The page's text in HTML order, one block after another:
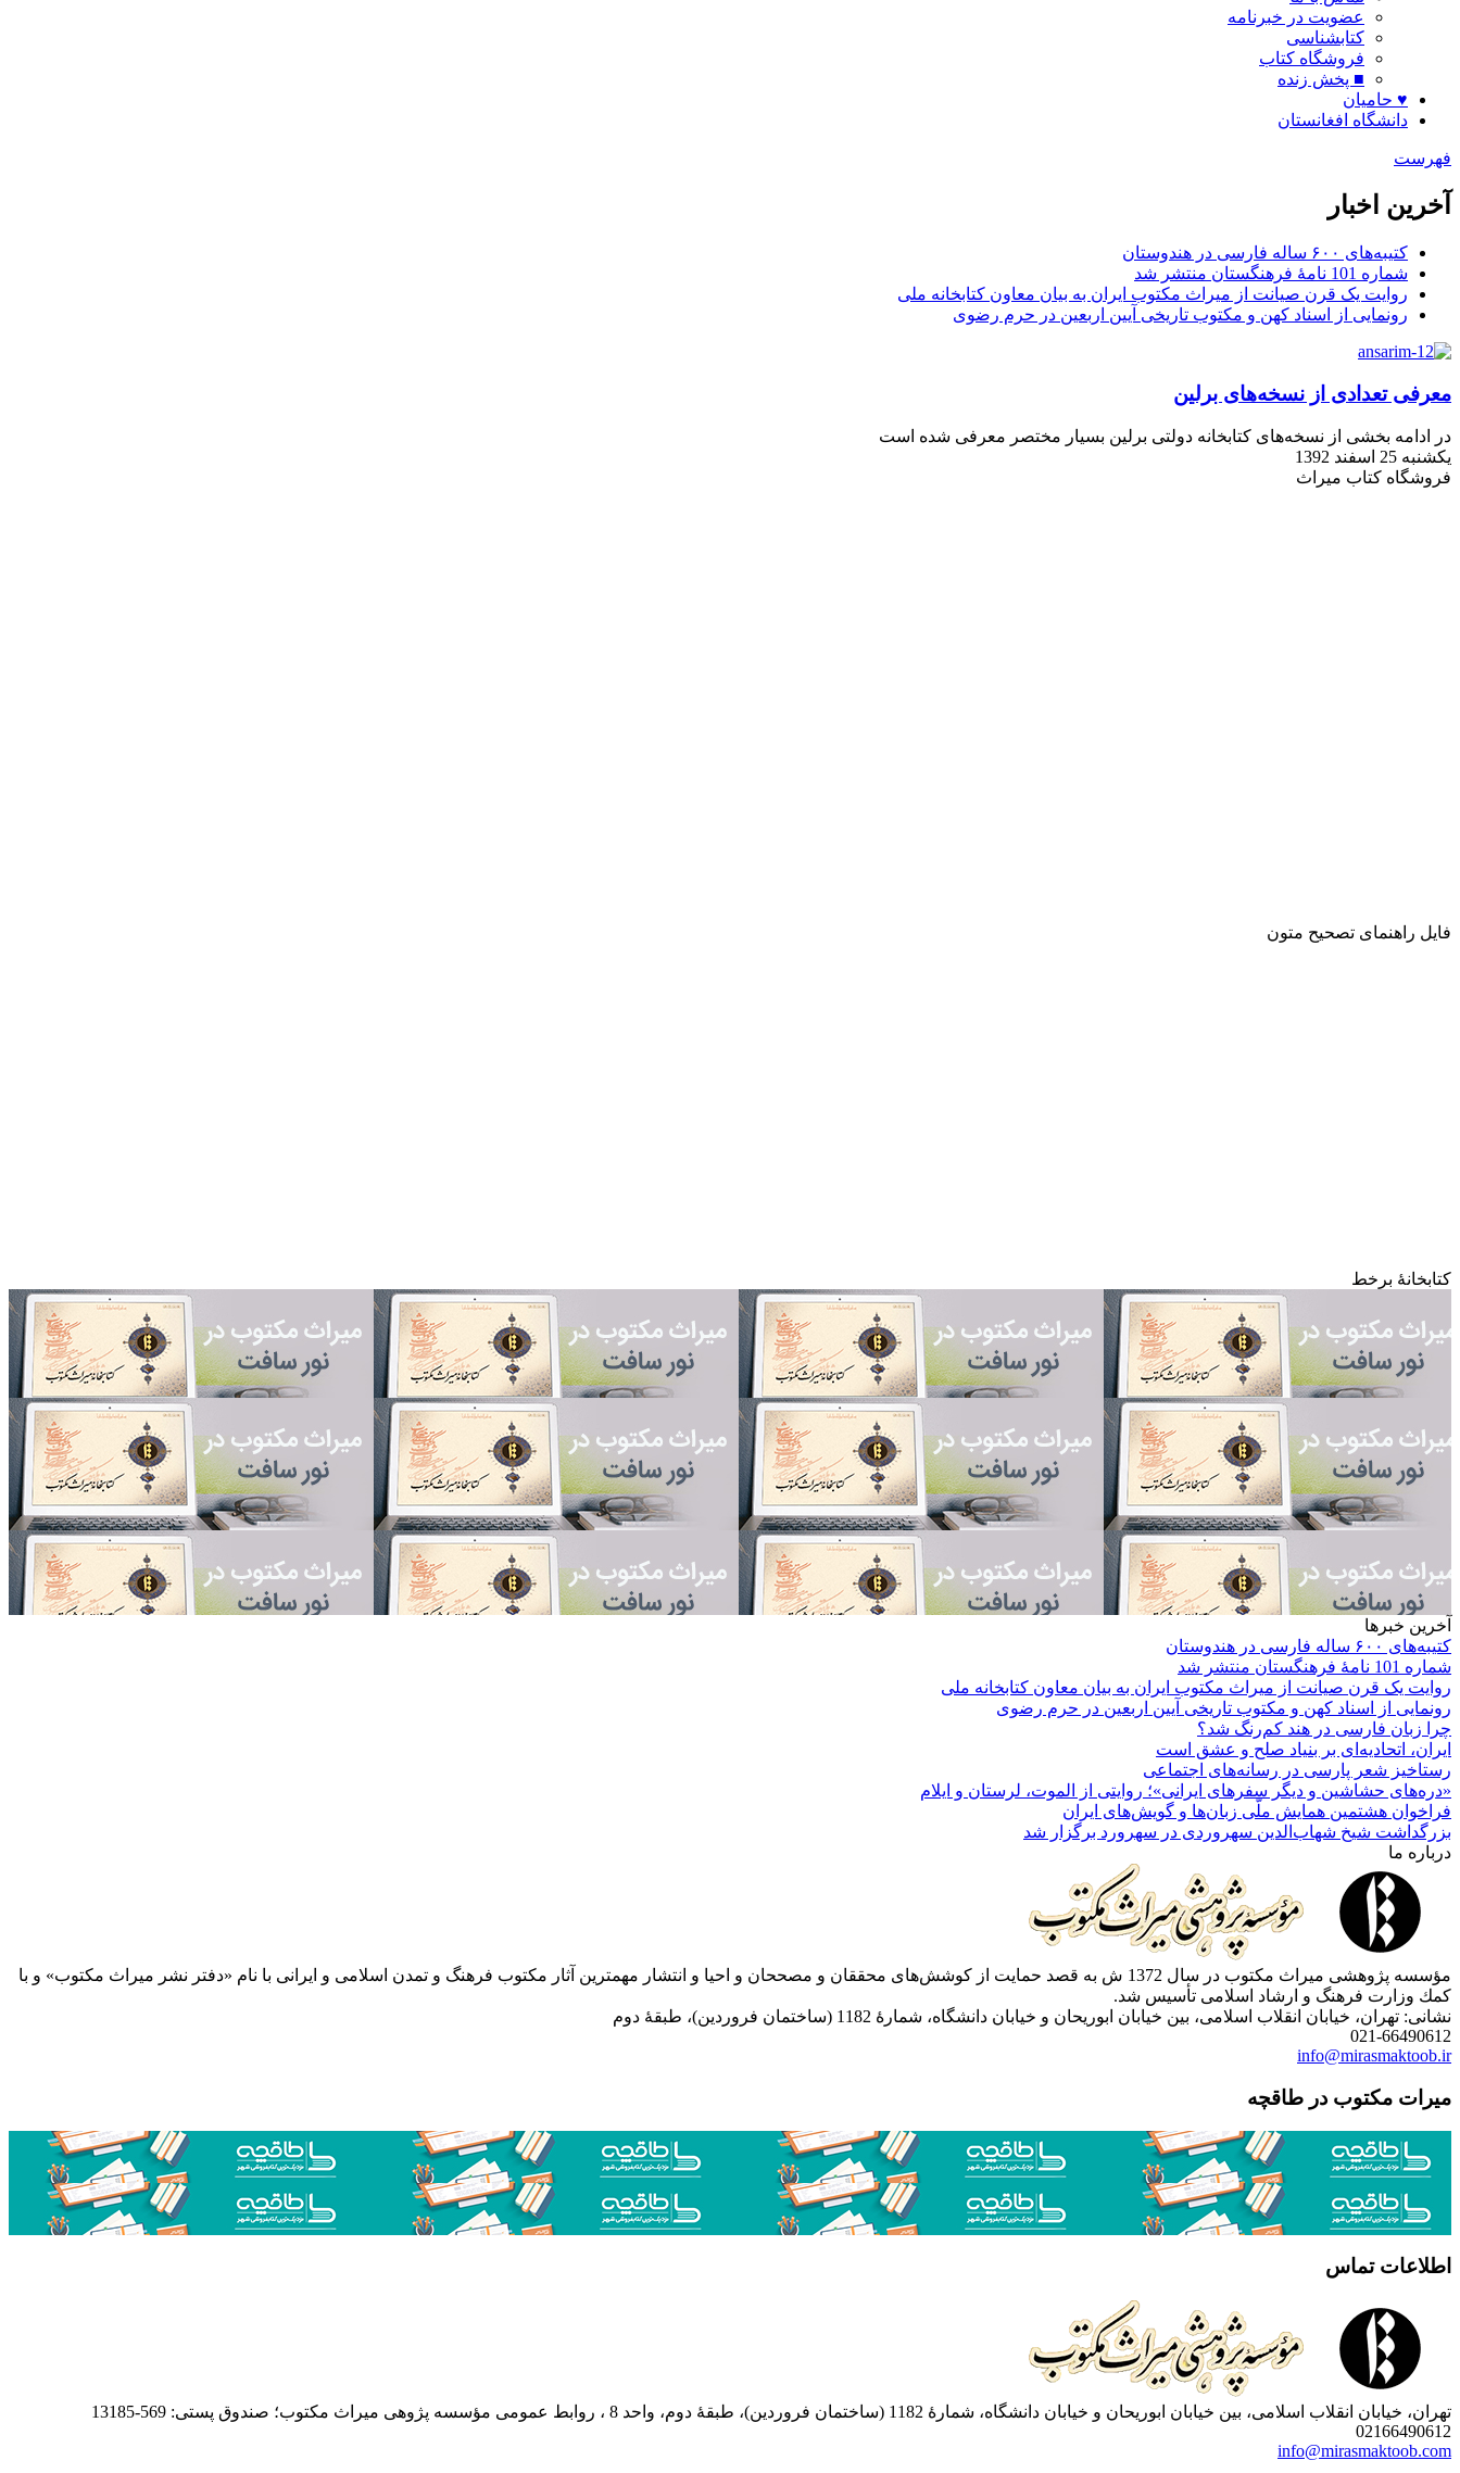
عضویت در خبرنامه
کتابشناسی
فروشگاه کتاب
■ پخش زنده
♥ حامیان
دانشگاه افغانستان
فهرست
آخرین اخبار
کتیبه‌های ۶۰۰ ساله فارسی در هندوستان
شماره 101 نامۀ فرهنگستان منتشر شد
روایت یک قرن صیانت از میراث مکتوب ایران به بیان معاون کتابخانه ملی
رونمایی از اسناد کهن و مکتوب تاریخی آیین اربعین در حرم رضوی
معرفی تعدادی از نسخه‌های برلین
در ادامه بخشی از نسخه‌های کتابخانه دولتی برلین بسیار مختصر معرفی شده است
یکشنبه 25 اسفند 1392
فروشگاه کتاب میراث
فایل راهنمای تصحیح متون
کتابخانۀ برخط
آخرین خبرها
کتیبه‌های ۶۰۰ ساله فارسی در هندوستان
شماره 101 نامۀ فرهنگستان منتشر شد
روایت یک قرن صیانت از میراث مکتوب ایران به بیان معاون کتابخانه ملی
رونمایی از اسناد کهن و مکتوب تاریخی آیین اربعین در حرم رضوی
چرا زبان فارسی در هند کم‌رنگ شد؟
ایران، اتحادیه‌ای بر بنیاد صلح و عشق است
رستاخیز شعر پارسی در رسانه‌های اجتماعی
«دره‌های حشاشین و دیگر سفرهای ایرانی»؛ روایتی از الموت، لرستان و ایلام
فراخوان هشتمین همایش ملّی زبان‌ها و گویش‌های ایران
بزرگداشت شیخ شهاب‌الدین سهروردی در سهرورد برگزار شد
درباره ما
مؤسسه پژوهشی میراث مكتوب در سال 1372 ش به قصد حمایت از كوشش‌های محققان و مصححان و احیا و انتشار مهمترین آثار مكتوب فرهنگ و تمدن اسلامی و ایرانی با نام «دفتر نشر میراث مكتوب» و با
كمك وزارت فرهنگ و ارشاد اسلامی تأسیس شد.
نشانی: تهران، خیابان انقلاب اسلامی، بین خیابان ابوریحان و خیابان دانشگاه، شمارۀ 1182 (ساختمان فروردین)، طبقۀ دوم
021-66490612
info@mirasmaktoob.ir
میرات مکتوب در طاقچه
اطلاعات تماس
تهران، خیابان انقلاب اسلامی، بین خیابان ابوریحان و خیابان دانشگاه، شمارۀ 1182 (ساختمان فروردین)، طبقۀ دوم، واحد 8 ، روابط عمومی مؤسسه پژوهی میراث مکتوب؛ صندوق پستی: 569-13185
02166490612
info@mirasmaktoob.com